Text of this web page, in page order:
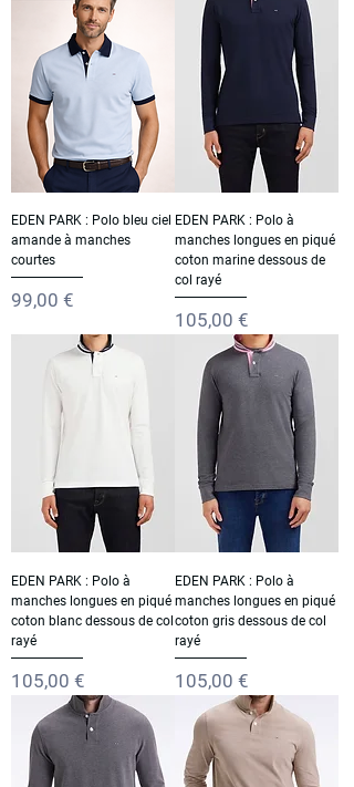
EDEN PARK : Polo bleu ciel
amande à manches
courtes
Prix
99,00 €
EDEN PARK : Polo à
manches longues en piqué
coton marine dessous de
col rayé
Prix
105,00 €
EDEN PARK : Polo à
manches longues en piqué
coton blanc dessous de col
rayé
Prix
105,00 €
EDEN PARK : Polo à
manches longues en piqué
coton gris dessous de col
rayé
Prix
105,00 €